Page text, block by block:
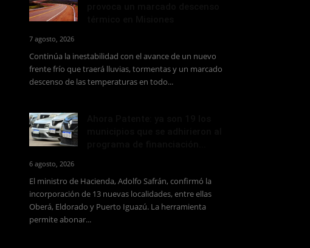
7 agosto, 2026
Continúa la inestabilidad con el avance de un nuevo
frente frío que traerá lluvias, tormentas y un marcado
descenso de las temperaturas en todo...
6 agosto, 2026
El ministro de Hacienda, Adolfo Safrán, confirmó la
incorporación de 13 nuevas localidades, entre ellas
Oberá, Eldorado y Puerto Iguazú. La herramienta
permite abonar...